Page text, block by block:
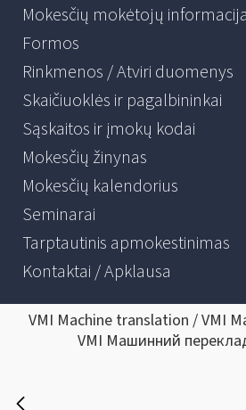
Mokesčių mokėtojų informacija
Formos
Rinkmenos / Atviri duomenys
Skaičiuoklės ir pagalbininkai
Sąskaitos ir įmokų kodai
Mokesčių žinynas
Mokesčių kalendorius
Seminarai
Tarptautinis apmokestinimas
Kontaktai / Apklausa
VMI Machine translation / VMI
VMI Машинний